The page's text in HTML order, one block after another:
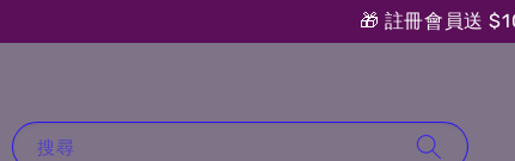
🎁 註冊會員送
搜尋